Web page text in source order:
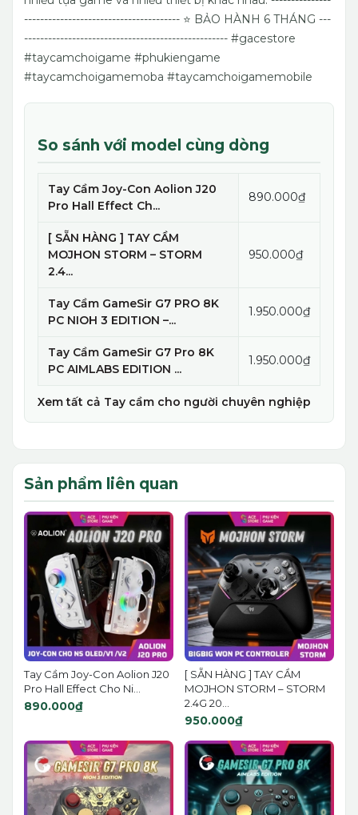
--------------------------------------- ⭐️ BẢO HÀNH 6 THÁNG ---
--------------------------------------------------- #gacestore
#taycamchoigame #phukiengame
#taycamchoigamemoba #taycamchoigamemobile
So sánh với model cùng dòng
Tay Cầm Joy-Con Aolion J20
Pro Hall Effect Ch...
890.000₫
[ SẴN HÀNG ] TAY CẦM
MOJHON STORM – STORM
2.4...
950.000₫
Tay Cầm GameSir G7 PRO 8K
PC NIOH 3 EDITION –...
1.950.000₫
Tay Cầm GameSir G7 Pro 8K
PC AIMLABS EDITION ...
1.950.000₫
Xem tất cả Tay cầm cho người chuyên nghiệp
Sản phẩm liên quan
Tay Cầm Joy-Con Aolion J20
Pro Hall Effect Cho Ni...
890.000₫
[ SẴN HÀNG ] TAY CẦM
MOJHON STORM – STORM
2.4G 20...
950.000₫